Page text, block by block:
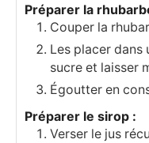
Préparer la
Couper la
Les placer dans
sucre et laisser
Égoutter en
Préparer le sirop :
Verser le jus